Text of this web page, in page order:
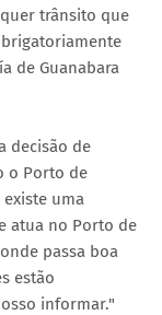
trânsito que
de Guanabara
decisão de
o Porto de
existe uma
atua no Porto de
passa boa
estão
informar."